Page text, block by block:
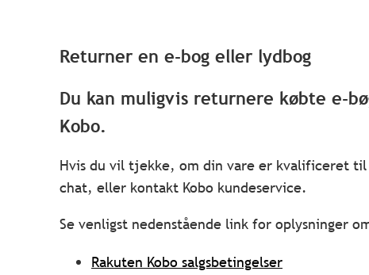
Returner en e-bog eller lydbog
Du kan muligvis returnere købte e-
Kobo.
Hvis du vil tjekke, om din vare er kvalificeret
chat, eller kontakt Kobo kundeservice.
Se venligst nedenstående link for oplysninger
Rakuten Kobo salgsbetingelser